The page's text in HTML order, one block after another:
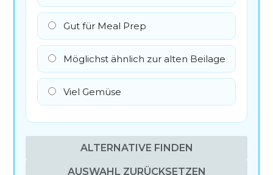
Gut für Meal Prep
Möglichst ähnlich zur alten Beilage
Viel Gemüse
ALTERNATIVE FINDEN
AUSWAHL ZURÜCKSETZEN